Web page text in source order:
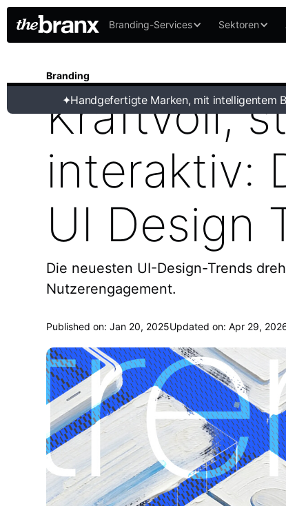
Branding-Services Sektoren
✦Handgefertigte Marken, mit intelligentem
Branding
Kraftvoll,
interaktiv:
UI Design
Die neuesten UI-Design-Trends
Nutzerengagement.
Published on: Jan 20, 2025Updated on: Apr 29,